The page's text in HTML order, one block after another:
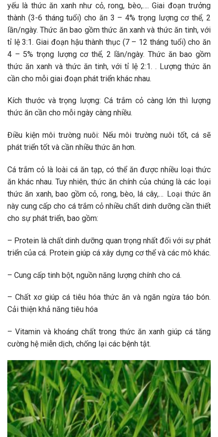
yếu là thức ăn xanh như cỏ, rong, bèo,…. Giai đoạn trưởng
thành (3-6 tháng tuổi) cho ăn 3 – 4% trọng lượng cơ thể, 2
lần/ngày. Thức ăn bao gồm thức ăn xanh và thức ăn tinh, với
tỉ lệ 3:1. Giai đoạn hậu thành thục (7 – 12 tháng tuổi) cho ăn
4 – 5% trọng lượng cơ thể, 2 lần/ngày. Thức ăn bao gồm
thức ăn xanh và thức ăn tinh, với tỉ lệ 2:1. . Lượng thức ăn
cần cho mỗi giai đoạn phát triển khác nhau.
Kích thước và trọng lượng: Cá trắm cỏ càng lớn thì lượng
thức ăn cần cho mỗi ngày càng nhiều.
Điều kiện môi trường nuôi: Nếu môi trường nuôi tốt, cá sẽ
phát triển tốt và cần nhiều thức ăn hơn.
Cá trắm cỏ là loài cá ăn tạp, có thể ăn được nhiều loại thức
ăn khác nhau. Tuy nhiên, thức ăn chính của chúng là các loại
thức ăn xanh, bao gồm cỏ, rong, bèo, lá cây,… Loại thức ăn
này cung cấp cho cá trắm cỏ nhiều chất dinh dưỡng cần thiết
cho sự phát triển, bao gồm:
– Protein là chất dinh dưỡng quan trọng nhất đối với sự phát
triển của cá. Protein giúp cá xây dựng cơ thể và các mô khác.
– Cung cấp tinh bột, nguồn năng lượng chính cho cá.
– Chất xơ giúp cá tiêu hóa thức ăn và ngăn ngừa táo bón.
Cải thiện khả năng tiêu hóa
– Vitamin và khoáng chất trong thức ăn xanh giúp cá tăng
cường hệ miễn dịch, chống lại các bệnh tật.